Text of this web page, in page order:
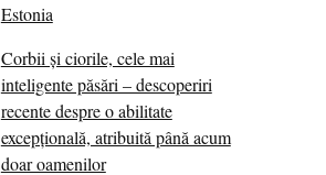
Estonia
Corbii şi ciorile, cele mai
inteligente păsări – descoperiri
recente despre o abilitate
excepţională, atribuită până acum
doar oamenilor